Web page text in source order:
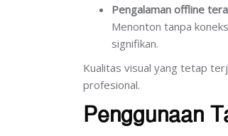
Pengalaman offline
Menonton tanpa
signifikan.
Kualitas visual yang tetap
profesional.
Penggunaan